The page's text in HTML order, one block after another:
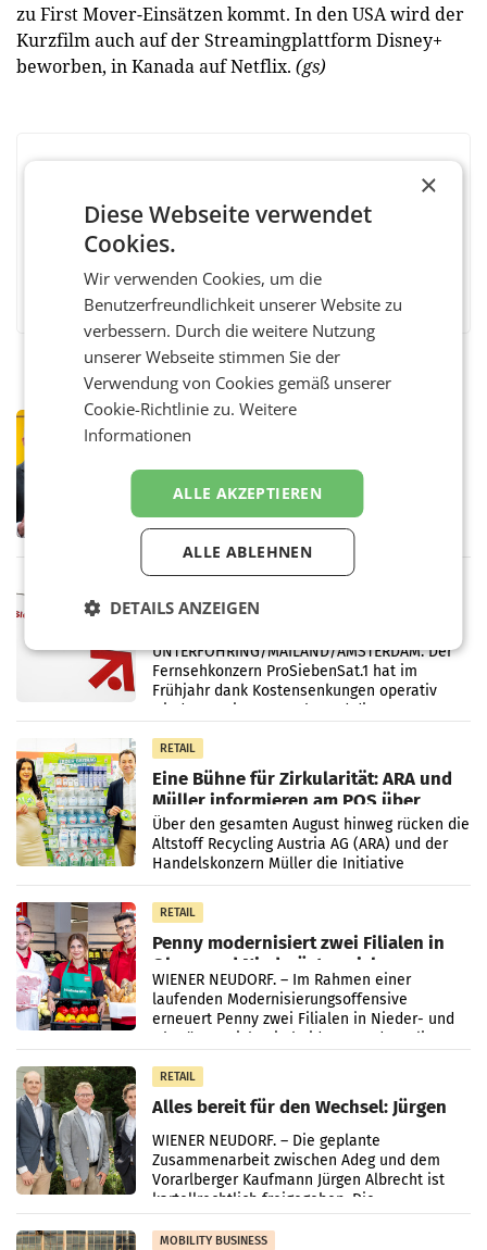
zu First Mover-Einsätzen kommt. In den USA wird der
Kurzfilm auch auf der Streamingplattform Disney+
beworben, in Kanada auf Netflix. (gs)
FacebookTwitterMessengerWhatsAppLinkedInXING Teilen
PRIMENEWS
ersten Halbjahr trotz schwachem
Briefgeschäft
WIEN Die Österreichische Post AG hat im
ersten Halbjahr 2026 einen Konzernumsatz
von 1.544,0 Mio. EUR erwirtschaftet, was
einem Plus von 3,8 Prozent gegenüber dem
Vergleichszeitraum
ProSiebenSat.1 spart und macht
UNTERFÖHRING/MAILAND/AMSTERDAM. Der
Fernsehkonzern ProSiebenSat.1 hat im
Frühjahr dank Kostensenkungen operativ
wieder Gewinn gemacht und die
RETAIL
Eine Bühne für Zirkularität: ARA und
Müller informieren am POS über
Kreislauffähigkeit
Über den gesamten August hinweg rücken die
Altstoff Recycling Austria AG (ARA) und der
Handelskonzern Müller die Initiative
„Kreislauf-Helden“ in allen österreichischen
Müller-Filialen
RETAIL
Penny modernisiert zwei Filialen in
Ober- und Niederösterreich
WIENER NEUDORF. – Im Rahmen einer
laufenden Modernisierungsoffensive
erneuert Penny zwei Filialen in Nieder- und
Oberösterreich. Die beiden Standorte liegen
RETAIL
Alles bereit für den Wechsel: Jürgen
Albrecht setzt ab 1.1.2027 auf Adeg
WIENER NEUDORF. – Die geplante
Zusammenarbeit zwischen Adeg und dem
Vorarlberger Kaufmann Jürgen Albrecht ist
kartellrechtlich freigegeben: Die
Bundeswettbewerbsbehörde und der
Bundeskartellanwalt
MOBILITY BUSINESS
×
Diese Webseite verwendet
Cookies.
Wir verwenden Cookies, um die
Benutzerfreundlichkeit unserer Website zu
verbessern. Durch die weitere Nutzung
unserer Webseite stimmen Sie der
Verwendung von Cookies gemäß unserer
Cookie-Richtlinie zu.Weitere
Informationen
ALLE AKZEPTIEREN
ALLE ABLEHNEN
DETAILS ANZEIGEN